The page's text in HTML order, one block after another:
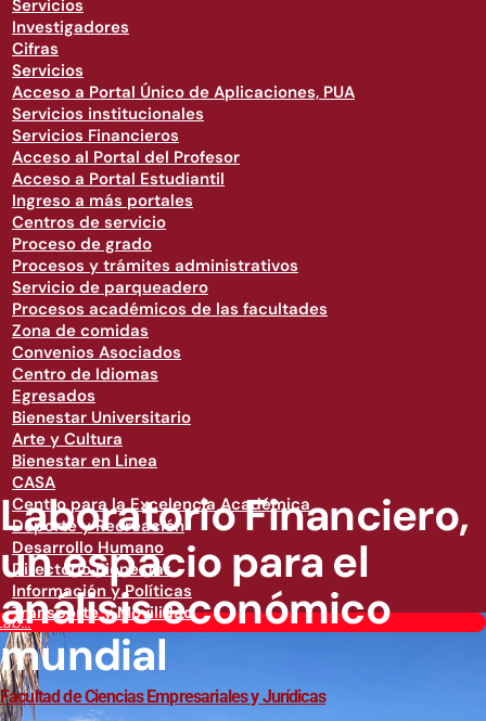
Servicios
Investigadores
Cifras
Servicios
Acceso a Portal Único de Aplicaciones, PUA
Servicios institucionales
Servicios Financieros
Acceso al Portal del Profesor
Acceso a Portal Estudiantil
Ingreso a más portales
Centros de servicio
Proceso de grado
Procesos y trámites administrativos
Servicio de parqueadero
Procesos académicos de las facultades
Zona de comidas
Convenios Asociados
Centro de Idiomas
Egresados
Bienestar Universitario
Arte y Cultura
Bienestar en Linea
CASA
Centro para la Excelencia Académica
Deporte y Recreación
Desarrollo Humano
Directorio Bienestar
Información y Políticas
Transporte y Movilidad
​​​​​​​​​Laboratorio Financiero,
un espacio para el
análisis económico
mundial
Facultad de Ciencias Empresariales y Jurídicas